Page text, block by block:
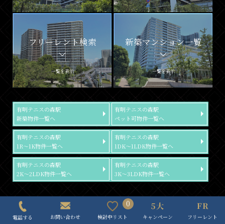
フリーレント検索
一覧を表示
新築マンション一覧
一覧を表示
有明テニスの森駅
新築物件一覧へ
有明テニスの森駅
ペット可物件一覧へ
有明テニスの森駅
1R～1K物件一覧へ
有明テニスの森駅
1DK～1LDK物件一覧へ
有明テニスの森駅
2K～2LDK物件一覧へ
有明テニスの森駅
3K～3LDK物件一覧へ
おすすめ物件情報
電話する お問い合わせ
0
検討中リスト キャンペーン フリーレント